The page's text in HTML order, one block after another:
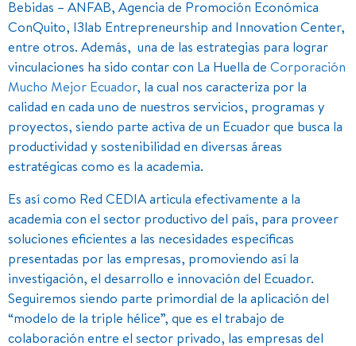
Bebidas – ANFAB, Agencia de Promoción Económica
ConQuito, I3lab Entrepreneurship and Innovation Center,
entre otros. Además, una de las estrategias para lograr
vinculaciones ha sido contar con La Huella de Corporación
Mucho Mejor Ecuador, la cual nos caracteriza por la
calidad en cada uno de nuestros servicios, programas y
proyectos, siendo parte activa de un Ecuador que busca la
productividad y sostenibilidad en diversas áreas
estratégicas como es la academia.
Es así como Red CEDIA articula efectivamente a la
academia con el sector productivo del país, para proveer
soluciones eficientes a las necesidades específicas
presentadas por las empresas, promoviendo así la
investigación, el desarrollo e innovación del Ecuador.
Seguiremos siendo parte primordial de la aplicación del
“modelo de la triple hélice”, que es el trabajo de
colaboración entre el sector privado, las empresas del